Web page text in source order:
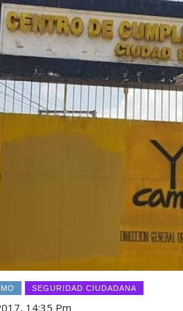
SEGURIDAD CIUDADANA
14:35 Pm